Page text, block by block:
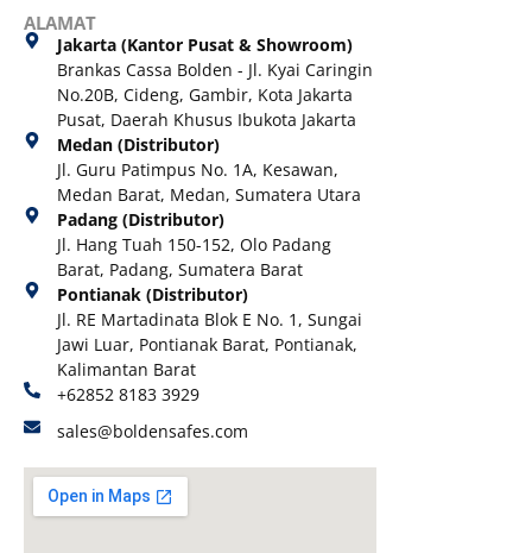
ALAMAT
Jakarta (Kantor Pusat & Showroom)
Brankas Cassa Bolden - Jl. Kyai Caringin
No.20B, Cideng, Gambir, Kota Jakarta
Pusat, Daerah Khusus Ibukota Jakarta
Medan (Distributor)
Jl. Guru Patimpus No. 1A, Kesawan,
Medan Barat, Medan, Sumatera Utara
Padang (Distributor)
Jl. Hang Tuah 150-152, Olo Padang
Barat, Padang, Sumatera Barat
Pontianak (Distributor)
Jl. RE Martadinata Blok E No. 1, Sungai
Jawi Luar, Pontianak Barat, Pontianak,
Kalimantan Barat
+62852 8183 3929
sales@boldensafes.com